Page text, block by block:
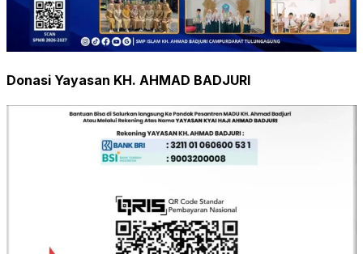
Donasi Yayasan KH. AHMAD BADJURI